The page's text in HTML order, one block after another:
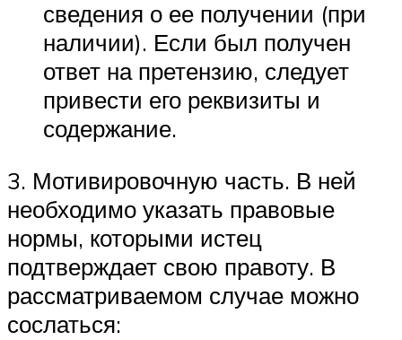
сведения о ее получении (при
наличии). Если был получен
ответ на претензию, следует
привести его реквизиты и
содержание.
3. Мотивировочную часть. В ней
необходимо указать правовые
нормы, которыми истец
подтверждает свою правоту. В
рассматриваемом случае можно
сослаться: